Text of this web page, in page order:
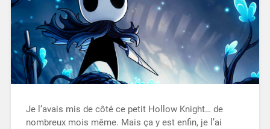
Je l’avais mis de côté ce petit Hollow Knight… de
nombreux mois même. Mais ça y est enfin, je l’ai